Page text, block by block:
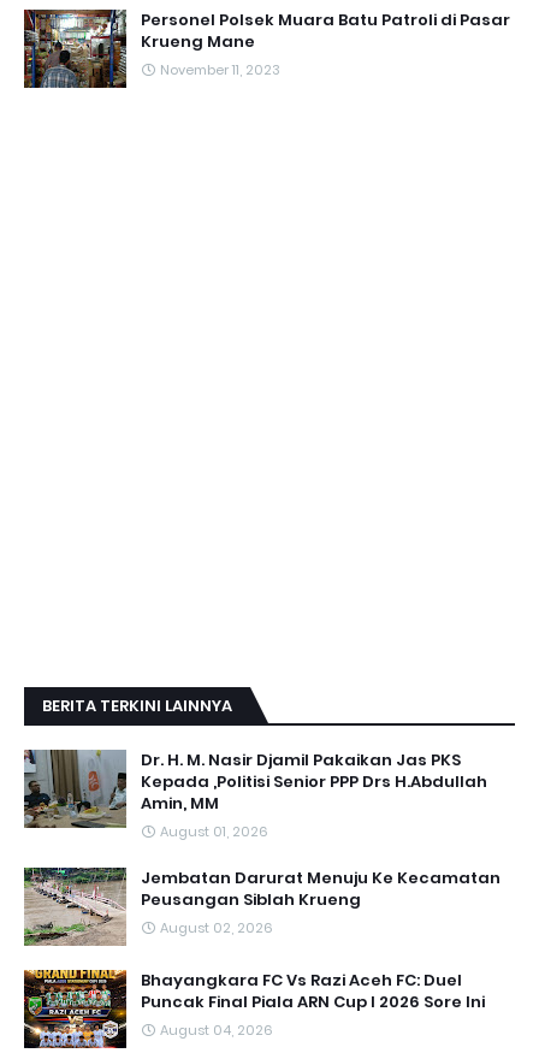
Personel Polsek Muara Batu Patroli di Pasar
Krueng Mane
November 11, 2023
BERITA TERKINI LAINNYA
Dr. H. M. Nasir Djamil Pakaikan Jas PKS
Kepada ,Politisi Senior PPP Drs H.Abdullah
Amin, MM
August 01, 2026
Jembatan Darurat Menuju Ke Kecamatan
Peusangan Siblah Krueng
August 02, 2026
Bhayangkara FC Vs Razi Aceh FC: Duel
Puncak Final Piala ARN Cup I 2026 Sore Ini
August 04, 2026